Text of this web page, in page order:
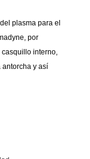
plasma para el
por
interno,
y así